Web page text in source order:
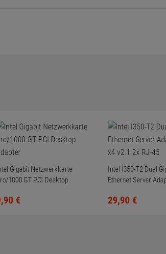
Gigabit Netzwerkkarte
1000 GT PCI Desktop
90 €
Intel I350-T2 Dual
Ethernet Server
29,90 €